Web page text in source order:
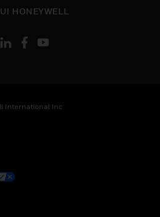
HONEYWELL
International Inc